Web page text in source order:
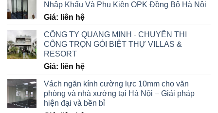
Nhập Khẩu Và Phụ Kiện OPK Đồng Bộ Hà Nội
Giá: liên hệ
CÔNG TY QUANG MINH - CHUYÊN THI
CÔNG TRỌN GÓI BIỆT THỰ VILLAS &
RESORT
Giá: liên hệ
Vách ngăn kính cường lực 10mm cho văn
phòng và nhà xưởng tại Hà Nội – Giải pháp
hiện đại và bền bỉ